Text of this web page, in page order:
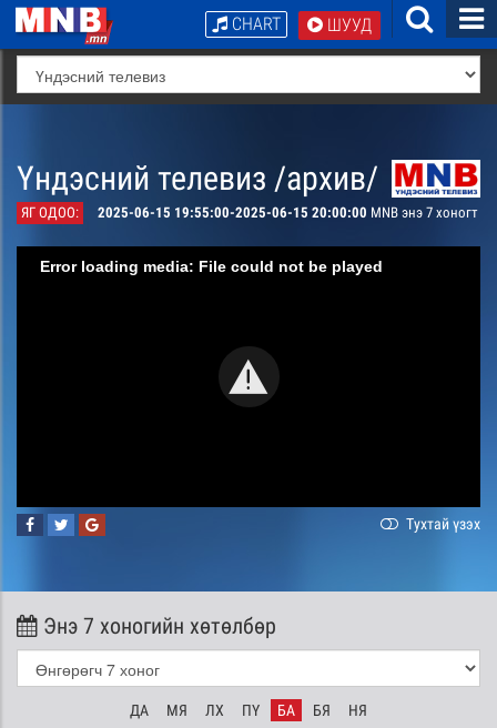
ШУУД
CHART
Үндэсний телевиз /архив/
ЯГ ОДОО: 2025-06-15 19:55:00-2025-06-15 20:00:00 MNB энэ 7 хоногт
Error loading media: File could not be played
Тухтай үзэх
Энэ 7 хоногийн хөтөлбөр
ДА МЯ ЛХ ПҮ БА БЯ НЯ